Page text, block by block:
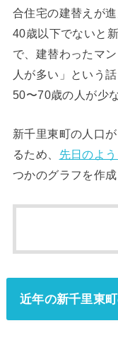
合住宅の建替えが
40歳以下でないと
で、建替わったマ
人が多い」という
50〜70歳の人が少
新千里東町の人口
るため、 先日のよ
つかのグラフを作成
近年の新千里東